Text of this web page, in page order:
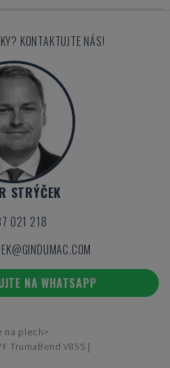
KONTAKTUJTE NÁS!
STRÝČEK
021 218
NA WHATSAPP
na plech
TrumaBend V85S |